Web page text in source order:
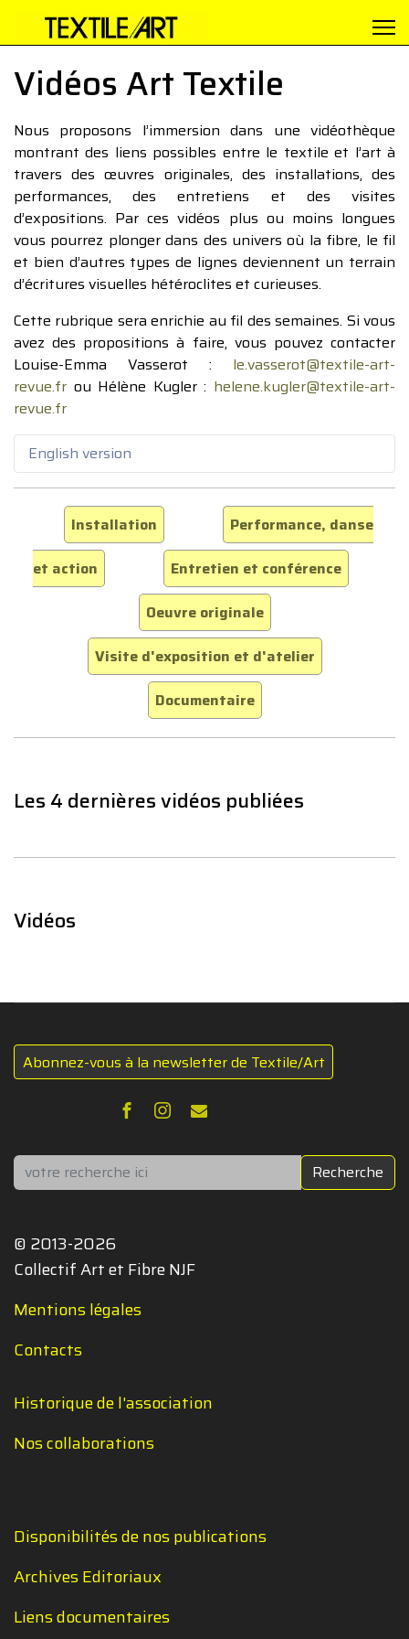
Vidéos Art Textile
Nous proposons l’immersion dans une vidéothèque
montrant des liens possibles entre le textile et l’art à
travers des œuvres originales, des installations, des
performances, des entretiens et des visites
d’expositions. Par ces vidéos plus ou moins longues
vous pourrez plonger dans des univers où la fibre, le fil
et bien d’autres types de lignes deviennent un terrain
d’écritures visuelles hétéroclites et curieuses.
Cette rubrique sera enrichie au fil des semaines. Si vous
avez des propositions à faire, vous pouvez contacter
Louise-Emma Vasserot : le.vasserot@textile-art-
revue.fr ou Hélène Kugler : helene.kugler@textile-art-
revue.fr
English version
Installation
Performance, danse
et action
Entretien et conférence
Oeuvre originale
Visite d'exposition et d'atelier
Documentaire
Les 4 dernières vidéos publiées
Vidéos
Abonnez-vous à la newsletter de Textile/Art
Rechercher Recherche
© 2013-2026
Collectif Art et Fibre NJF
Mentions légales
Contacts
Historique de l'association
Nos collaborations
Disponibilités de nos publications
Archives Editoriaux
Liens documentaires